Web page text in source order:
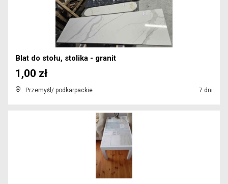
Blat do stołu, stolika - granit
Przemyśl/ podkarpackie 7 dni
1,00 zł